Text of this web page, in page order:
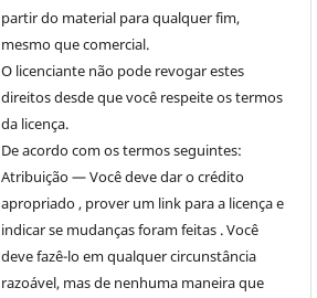
partir do material para qualquer fim,
mesmo que comercial.
O licenciante não pode revogar estes
direitos desde que você respeite os termos
da licença.
De acordo com os termos seguintes:
Atribuição — Você deve dar o crédito
apropriado , prover um link para a licença e
indicar se mudanças foram feitas . Você
deve fazê-lo em qualquer circunstância
razoável, mas de nenhuma maneira que